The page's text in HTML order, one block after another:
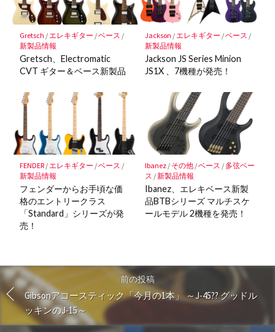
Gretsch / エレキギター /ベース /
新製品情報
Gretsch、Electromatic
CVT ギター＆ベース新製品
Jackson / エレキギター /ベース /
新製品情報
Jackson JS Series Minion
JS1X 、7機種が発売！
FENDER/ エレキギター /ベース /
新製品情報
フェンダーからお手頃な価
格のエントリークラス
「Standard」シリーズが発
売！
Ibanez/ その他/ベース / 多弦ベー
ス /新製品情報
Ibanez、エレキベース新製
品BTBシリーズ マルチスケ
ールモデル 2機種を発売！
前の投稿
Gibsonアコースティック「今月の1本」 ～J-45?? グッドル
ッキンのJ-15～